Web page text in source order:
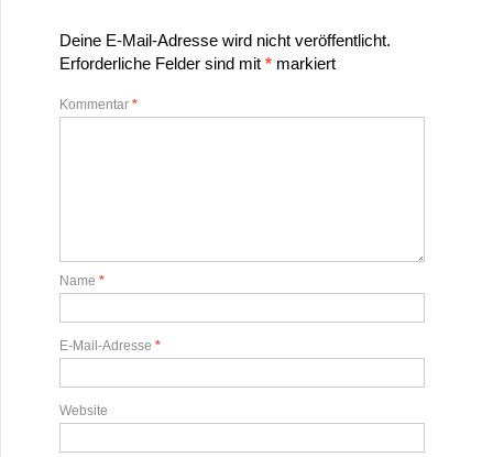
Deine E-Mail-Adresse wird nicht veröffentlicht.
Erforderliche Felder sind mit *markiert
Kommentar *
Name *
E-Mail-Adresse *
Website